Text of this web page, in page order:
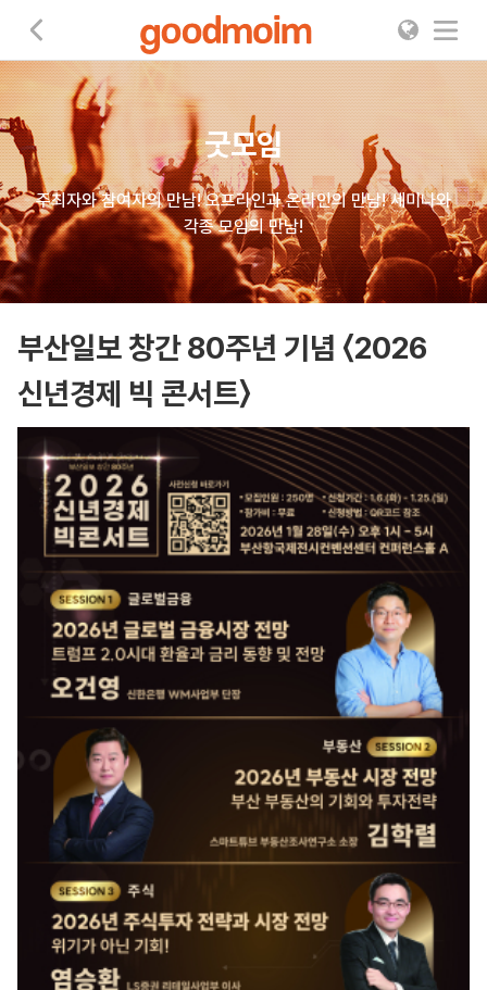
굿모임
굿모임
주최자와 참여자의 만남! 오프라인과 온라인의 만남! 세미나와
각종 모임의 만남!
부산일보 창간 80주년 기념 〈2026
신년경제 빅 콘서트〉